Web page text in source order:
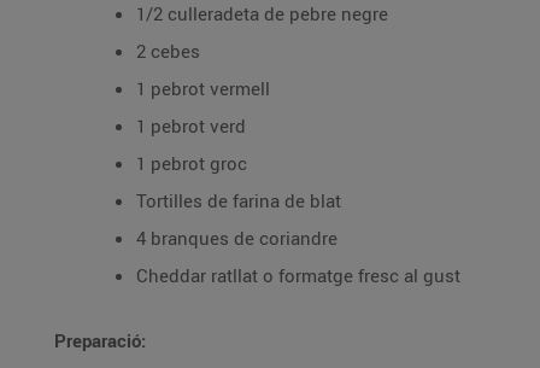
1/2 culleradeta de pebre negre
2 cebes
1 pebrot vermell
1 pebrot verd
1 pebrot groc
Tortilles de farina de blat
4 branques de coriandre
Cheddar ratllat o formatge fresc al gust
Preparació: